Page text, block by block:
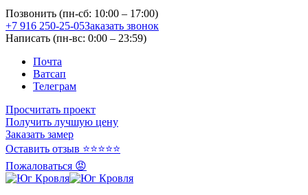
Позвонить (пн-сб: 10:00 – 17:00)
+7 916 250-25-05Заказать звонок
Написать (пн-вс: 0:00 – 23:59)
Почта
Ватсап
Телеграм
Просчитать проект
Получить лучшую цену
Заказать замер
Оставить отзыв ⭐⭐⭐⭐⭐
Пожаловаться 😡